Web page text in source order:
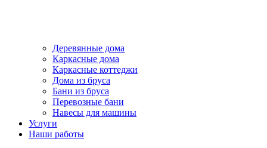
Деревянные дома
Каркасные дома
Каркасные коттеджи
Дома из бруса
Бани из бруса
Перевозные бани
Навесы для машины
Услуги
Наши работы